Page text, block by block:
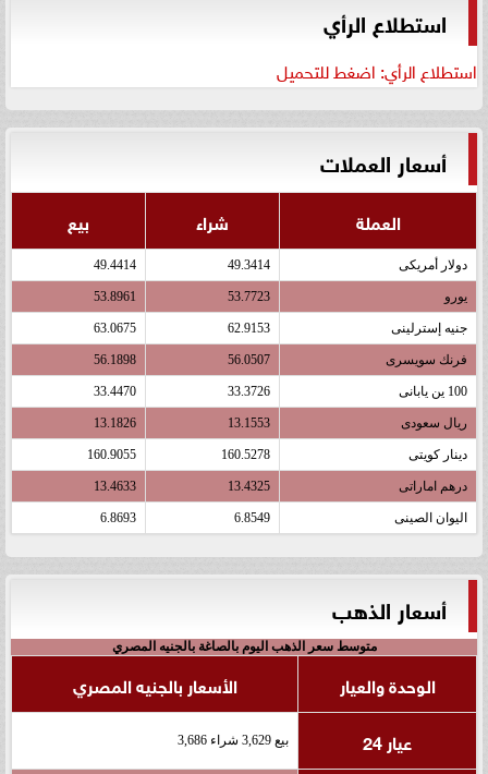
استطلاع الرأي
استطلاع الرأي: اضغط للتحميل
أسعار العملات
العملة شراء بيع
دولار أمريكى 49.3414
49.4414
يورو 53.7723
53.8961
جنيه إسترلينى 62.9153
63.0675
فرنك سويسرى 56.0507
56.1898
100 ين يابانى 33.3726
33.4470
ريال سعودى 13.1553
13.1826
دينار كويتى 160.5278
160.9055
درهم اماراتى 13.4325
13.4633
اليوان الصينى 6.8549
6.8693
أسعار الذهب
متوسط سعر الذهب اليوم بالصاغة بالجنيه المصري
الوحدة والعيار
الأسعار بالجنيه المصري
عيار 24
بيع 3,629 شراء 3,686